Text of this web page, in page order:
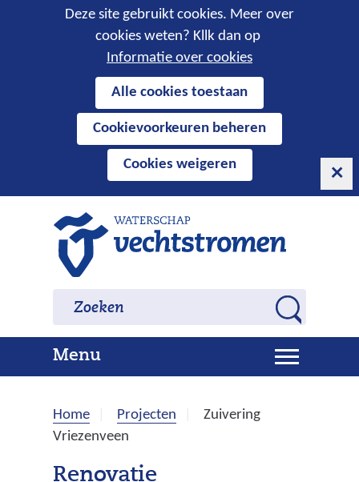
Cookies
toestaan?
Deze site gebruikt cookies. Meer over
cookies weten? Kllk dan op
Informatie over cookies
cookies
deze
website
worden
toegestaan
geweigerd.
Alle cookies toestaan
Cookievoorkeuren beheren
Cookies weigeren
naar
o
e
k
e
n
Zoeken Zoeken
MenuU
i
l
p
Home Projecten
Zuivering
Vriezenveen
Renovatie